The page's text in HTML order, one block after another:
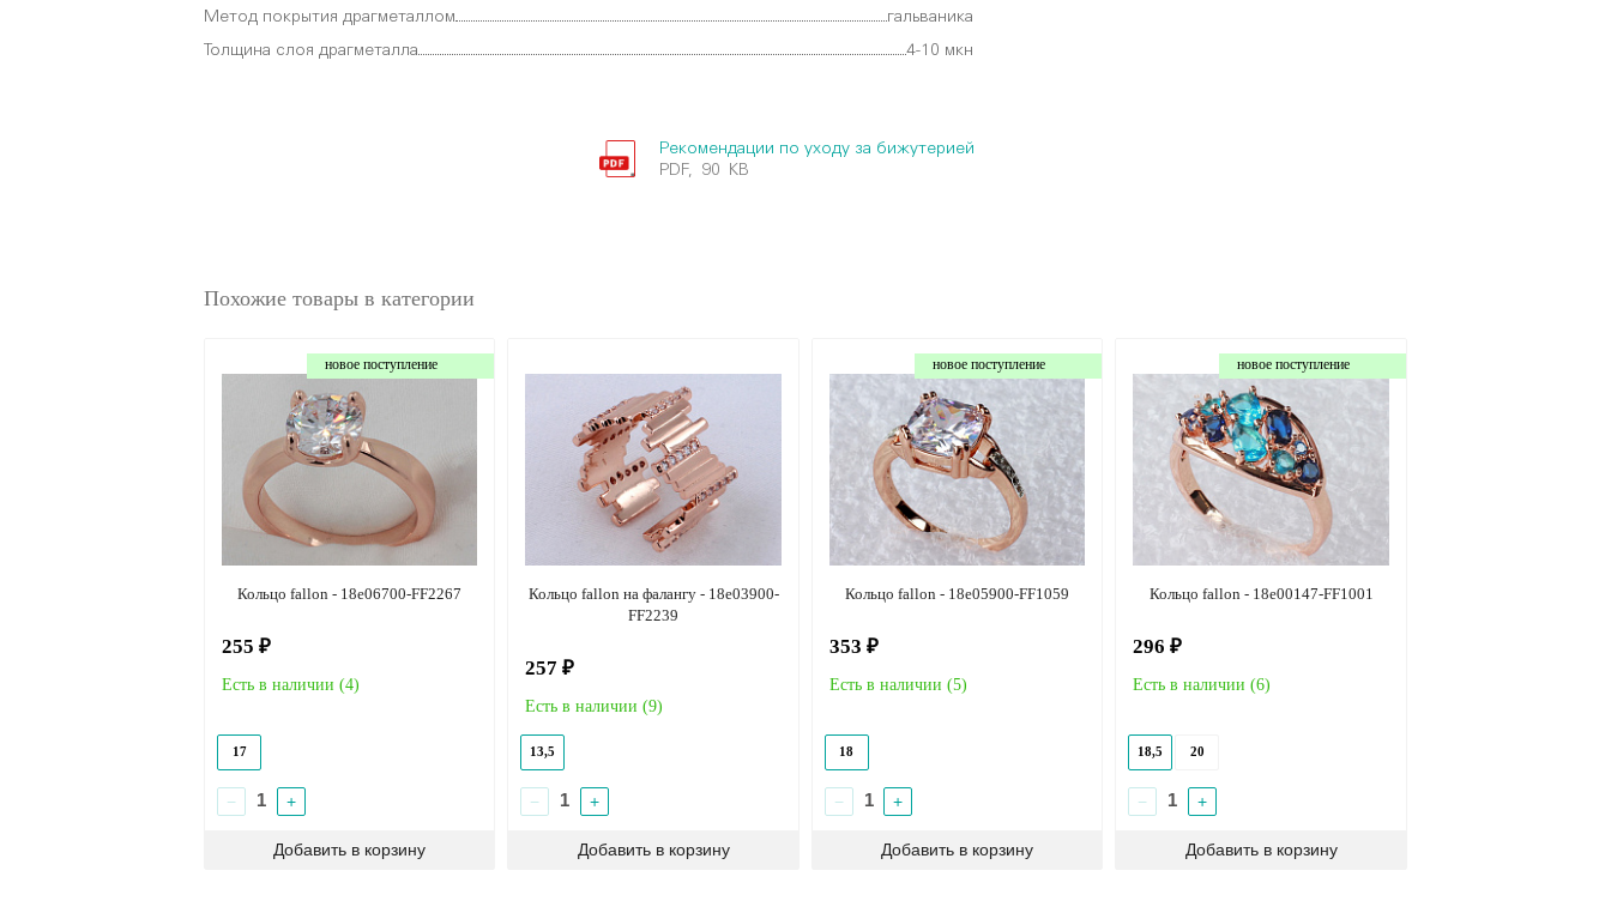
Метод покрытия драгметаллом гальваника
Толщина слоя драгметалла 4-10 мкн
Рекомендации по уходу за бижутерией
PDF, 90 KB
Похожие товары в категории
новое поступление
Кольцо fallon - 18e06700-FF2267
255 ₽
Есть в наличии (4)
17
− +
Кольцо fallon на фалангу - 18e03900-
FF2239
257 ₽
Есть в наличии (9)
13,5
− +
новое поступление
Кольцо fallon - 18e05900-FF1059
353 ₽
Есть в наличии (5)
18
− +
новое поступление
Кольцо fallon - 18e00147-FF1001
296 ₽
Есть в наличии (6)
18,5 20
− +